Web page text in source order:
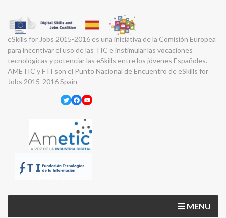
eSkills for Jobs 2015-2016 es una iniciativa de la Comisión Europea
para incentivar el uso de las TIC e instimular las vocaciones
tecnológicas y potenciar las eSkills entre los jóvenes Españoles.
AMETIC y FTI son el Punto Nacional de Encuentro de eSkills for
Jobs 2015-2016 Spain
Twitter
Facebook
YouTube
MENU